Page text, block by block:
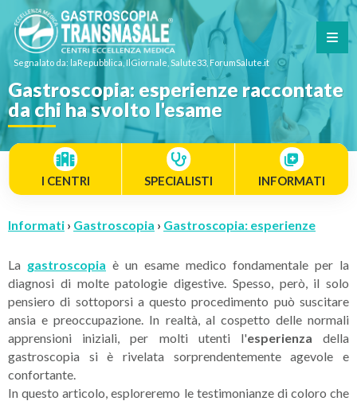
Segnalato da: laRepubblica, IlGiornale, Salute33, ForumSalute.it
Gastroscopia: esperienze raccontate
da chi ha svolto l'esame
I CENTRI SPECIALISTI INFORMATI
Informati › Gastroscopia › Gastroscopia: esperienze
La gastroscopia è un esame medico fondamentale per la
diagnosi di molte patologie digestive. Spesso, però, il solo
pensiero di sottoporsi a questo procedimento può suscitare
ansia e preoccupazione. In realtà, al cospetto delle normali
apprensioni iniziali, per molti utenti l'esperienza della
gastroscopia si è rivelata sorprendentemente agevole e
confortante.
In questo articolo, esploreremo le testimonianze di coloro che